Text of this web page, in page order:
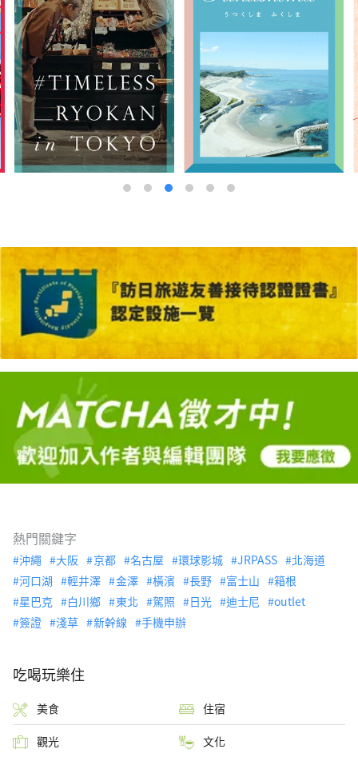
熱門關鍵字
沖繩 大阪 京都 名古屋 環球影城 JRPASS
北海道
河口湖
輕井澤 金澤 橫濱 長野 富士山
箱根
星巴克
白川鄉 東北 駕照 日光 迪士尼
outlet
簽證
淺草 新幹線 手機申辦
吃喝玩樂住
美食 住宿
觀光 文化